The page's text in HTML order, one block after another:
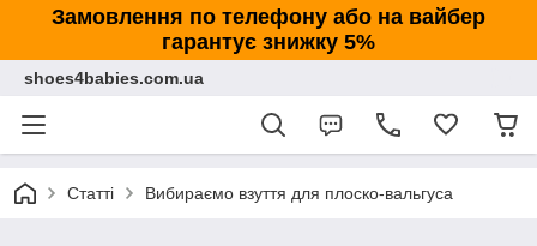
Замовлення по телефону або на вайбер
гарантує знижку 5%
shoes4babies.com.ua
Статті Вибираємо взуття для плоско-вальгуса